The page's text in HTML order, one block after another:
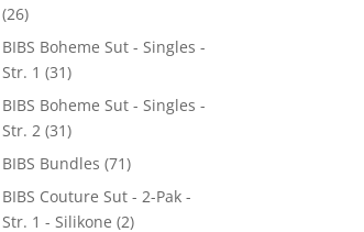
(26)
BIBS Boheme Sut - Singles -
Str. 1 (31)
BIBS Boheme Sut - Singles -
Str. 2 (31)
BIBS Bundles (71)
BIBS Couture Sut - 2-Pak -
Str. 1 - Silikone (2)